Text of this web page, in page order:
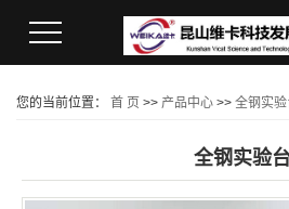
您的当前位置： 首 页 >> 产品中心 >> 全钢实验
全钢实验